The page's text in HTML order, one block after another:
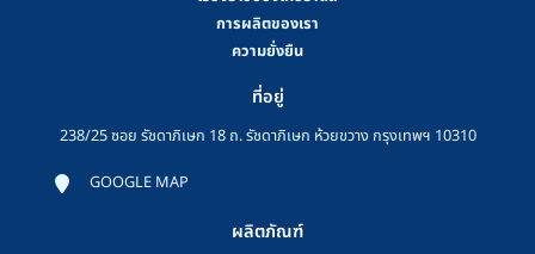
การผลิตของเรา
ความยั่งยืน
ที่อยู่
238/25 ซอย รัชดาภิเษก 18 ถ. รัชดาภิเษก ห้วยขวาง กรุงเทพฯ 10310
GOOGLE MAP
ผลิตภัณฑ์